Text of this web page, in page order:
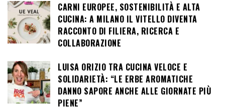
CARNI EUROPEE, SOSTENIBILITÀ E ALTA
CUCINA: A MILANO IL VITELLO DIVENTA
RACCONTO DI FILIERA, RICERCA E
COLLABORAZIONE
LUISA ORIZIO TRA CUCINA VELOCE E
SOLIDARIETÀ: “LE ERBE AROMATICHE
DANNO SAPORE ANCHE ALLE GIORNATE PIÙ
PIENE”